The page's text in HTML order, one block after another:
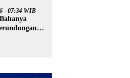
- 07:34 WIB